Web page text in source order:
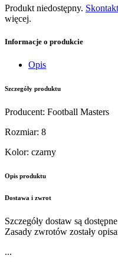
Produkt niedostępny.
więcej.
Informacje o produkcie
Opis
Szczegóły produktu
Producent: Football Masters
Rozmiar: 8
Kolor: czarny
Opis produktu
Dostawa i zwrot
Szczegóły dostaw są
Zasady zwrotów zostały
...